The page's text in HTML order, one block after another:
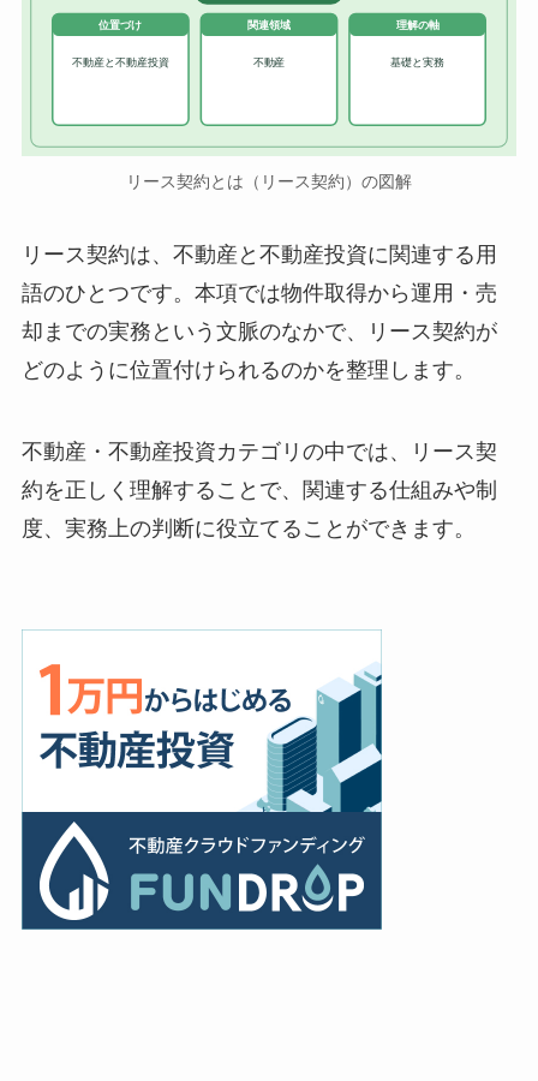
位置づけ
不動産と不動産投資
関連領域
不動産
理解の軸
基礎と実務
リース契約とは（リース契約）の図解
リース契約は、不動産と不動産投資に関連する用
語のひとつです。本項では物件取得から運用・売
却までの実務という文脈のなかで、リース契約が
どのように位置付けられるのかを整理します。
不動産・不動産投資カテゴリの中では、リース契
約を正しく理解することで、関連する仕組みや制
度、実務上の判断に役立てることができます。